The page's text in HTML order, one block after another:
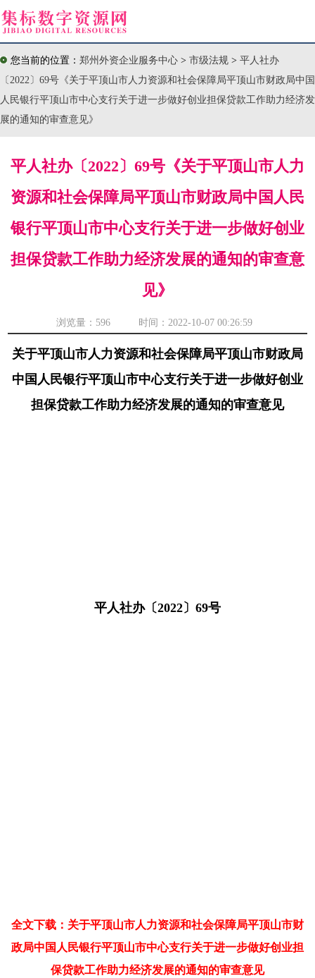
您当前的位置： 郑州外资企业服务中心 > 市级法规 > 平人社办
〔2022〕69号《关于平顶山市人力资源和社会保障局平顶山市财政局中国
人民银行平顶山市中心支行关于进一步做好创业担保贷款工作助力经济发
展的通知的审查意见》
平人社办〔2022〕69号《关于平顶山市人力
资源和社会保障局平顶山市财政局中国人民
银行平顶山市中心支行关于进一步做好创业
担保贷款工作助力经济发展的通知的审查意
见》
浏览量： 596 时间：2022-10-07 00:26:59
关于平顶山市人力资源和社会保障局平顶山市财政局
中国人民银行平顶山市中心支行关于进一步做好创业
担保贷款工作助力经济发展的通知的审查意见
平人社办〔2022〕69号
全文下载：关于平顶山市人力资源和社会保障局平顶山市财
政局中国人民银行平顶山市中心支行关于进一步做好创业担
保贷款工作助力经济发展的通知的审查意见